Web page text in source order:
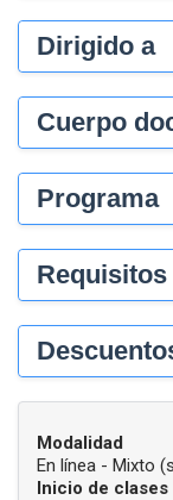
Dirigido a
Cuerpo
Programa
Requisitos
INFORMACIÓN
Modalidad
En línea - Mixto
Inicio de clases